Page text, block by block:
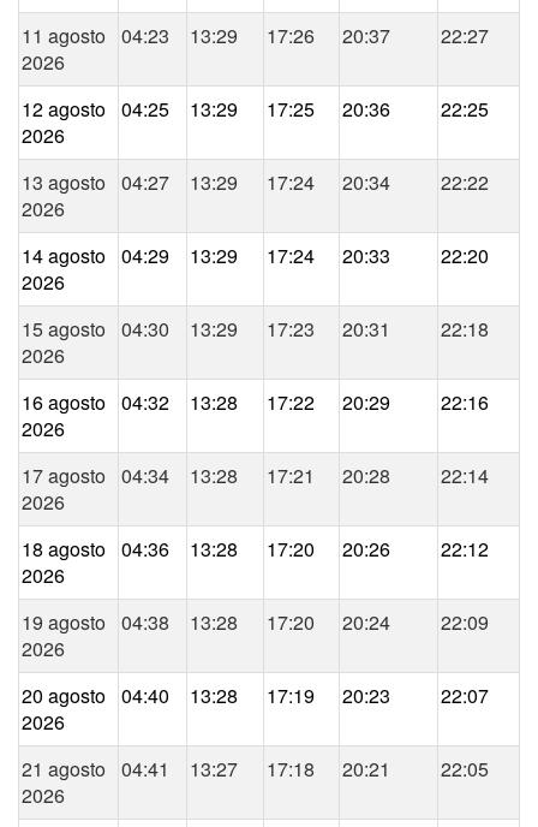
11 agosto
2026
04:23 13:29 17:26 20:37 22:27
12 agosto
2026
04:25 13:29 17:25 20:36 22:25
13 agosto
2026
04:27 13:29 17:24 20:34 22:22
14 agosto
2026
04:29 13:29 17:24 20:33 22:20
15 agosto
2026
04:30 13:29 17:23 20:31 22:18
16 agosto
2026
04:32 13:28 17:22 20:29 22:16
17 agosto
2026
04:34 13:28 17:21 20:28 22:14
18 agosto
2026
04:36 13:28 17:20 20:26 22:12
19 agosto
2026
04:38 13:28 17:20 20:24 22:09
20 agosto
2026
04:40 13:28 17:19 20:23 22:07
21 agosto
2026
04:41 13:27 17:18 20:21 22:05